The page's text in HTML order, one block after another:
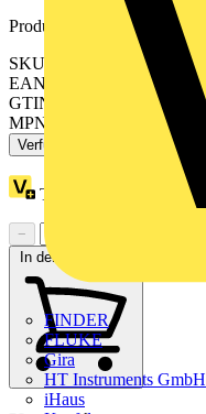
FINDER
FLUKE
Gira
HT Instruments GmbH
iHaus
Produktkennzeichen
SKU: A9F03106
EAN: 3606480439667
GTIN: 3606480439667
MPN: A9F03106
Verfügbar: 4 Händler
Treuepunkte:
−
In den Warenkorb